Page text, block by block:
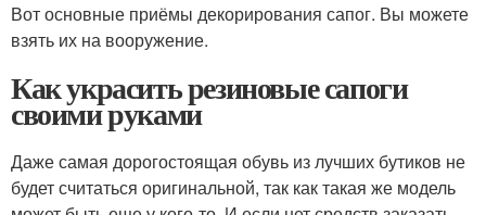
Вот основные приёмы декорирования сапог. Вы можете
взять их на вооружение.
Как украсить резиновые сапоги
своими руками
Даже самая дорогостоящая обувь из лучших бутиков не
будет считаться оригинальной, так как такая же модель